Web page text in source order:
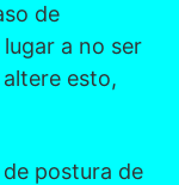
de
a no ser
esto,
postura de